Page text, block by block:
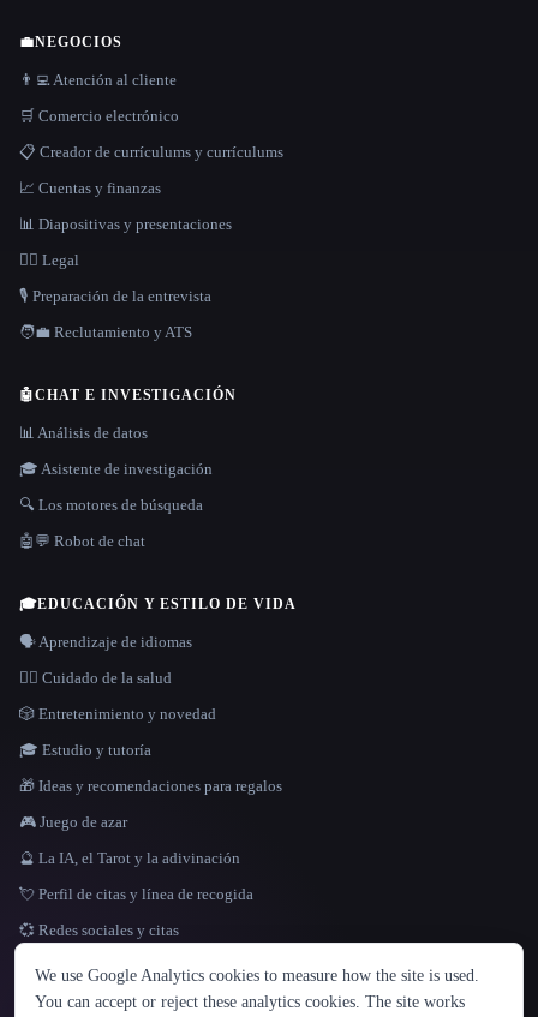
IDIOMA
English español Français Русский 简体中文
💼NEGOCIOS
👨‍💻 Atención al cliente
🛒 Comercio electrónico
📋 Creador de currículums y currículums
📈 Cuentas y finanzas
📊 Diapositivas y presentaciones
👩‍⚖️ Legal
🎙️ Preparación de la entrevista
🧑‍💼 Reclutamiento y ATS
🤖CHAT E INVESTIGACIÓN
📊 Análisis de datos
🎓 Asistente de investigación
🔍 Los motores de búsqueda
🤖💬 Robot de chat
🎓EDUCACIÓN Y ESTILO DE VIDA
🗣️ Aprendizaje de idiomas
👩‍⚕️ Cuidado de la salud
🎲 Entretenimiento y novedad
🎓 Estudio y tutoría
🎁 Ideas y recomendaciones para regalos
🎮 Juego de azar
🔮 La IA, el Tarot y la adivinación
💘 Perfil de citas y línea de recogida
💞 Redes sociales y citas
We use Google Analytics cookies to measure how the site is used.
You can accept or reject these analytics cookies. The site works